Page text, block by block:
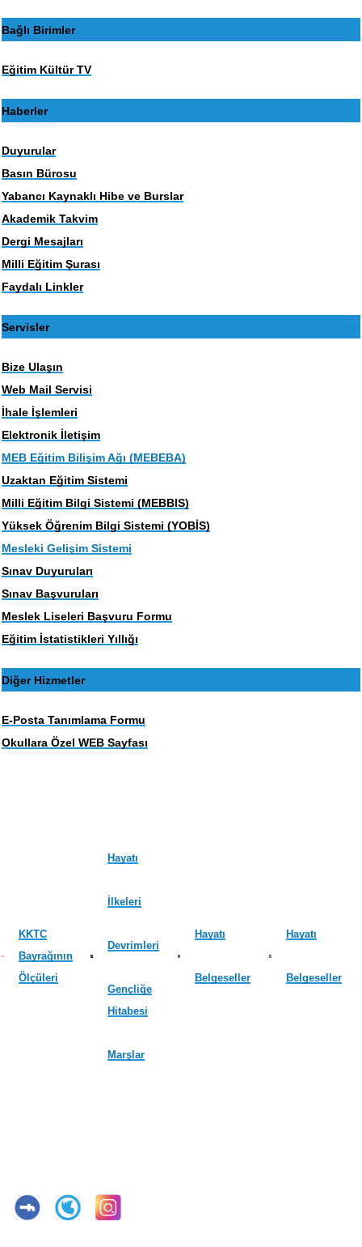
Bağlı Birimler
Eğitim Kültür TV
Haberler
Duyurular
Basın Bürosu
Yabancı Kaynaklı Hibe ve Burslar
Akademik Takvim
Dergi Mesajları
Milli Eğitim Şurası
Faydalı Linkler
Servisler
Bize Ulaşın
Web Mail Servisi
İhale İşlemleri
Elektronik İletişim
MEB Eğitim Bilişim Ağı (MEBEBA)
Uzaktan Eğitim Sistemi
Milli Eğitim Bilgi Sistemi (MEBBIS)
Yüksek Öğrenim Bilgi Sistemi (YOBİS)
Mesleki Gelişim Sistemi
Sınav Duyuruları
Sınav Başvuruları
Meslek Liseleri Başvuru Formu
Eğitim İstatistikleri Yıllığı
Diğer Hizmetler
E-Posta Tanımlama Formu
Okullara Özel WEB Sayfası
KKTC
Bayrağının
Ölçüleri
Hayatı
İlkeleri
Devrimleri
Gençliğe
Hitabesi
Marşlar
Hayatı
Belgeseller
Hayatı
Belgeseller